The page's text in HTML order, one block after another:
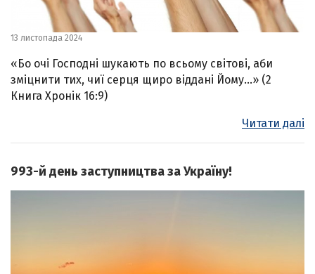
13 листопада 2024
«Бо очі Господні шукають по всьому світові, аби
зміцнити тих, чиї серця щиро віддані Йому…» (2
Книга Хронік 16:9)
Читати далі
993-й день заступництва за Україну!